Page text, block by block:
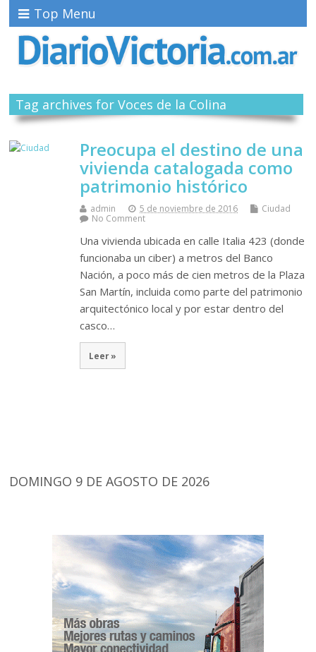
Top Menu
Tag archives for Voces de la Colina
Preocupa el destino de una
vivienda catalogada como
patrimonio histórico
admin 5 de noviembre de 2016
Ciudad
No Comment
Una vivienda ubicada en calle Italia 423 (donde
funcionaba un ciber) a metros del Banco
Nación, a poco más de cien metros de la Plaza
San Martín, incluida como parte del patrimonio
arquitectónico local y por estar dentro del
casco…
Leer »
DOMINGO 9 DE AGOSTO DE 2026